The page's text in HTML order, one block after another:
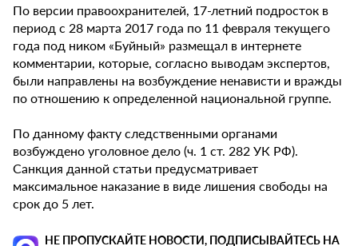
По версии правоохранителей, 17-летний подросток в
период с 28 марта 2017 года по 11 февраля текущего
года под ником «Буйный» размещал в интернете
комментарии, которые, согласно выводам экспертов,
были направлены на возбуждение ненависти и вражды
по отношению к определенной национальной группе.
По данному факту следственными органами
возбуждено уголовное дело (ч. 1 ст. 282 УК РФ).
Санкция данной статьи предусматривает
максимальное наказание в виде лишения свободы на
срок до 5 лет.
НЕ ПРОПУСКАЙТЕ НОВОСТИ, ПОДПИСЫВАЙТЕСЬ НА